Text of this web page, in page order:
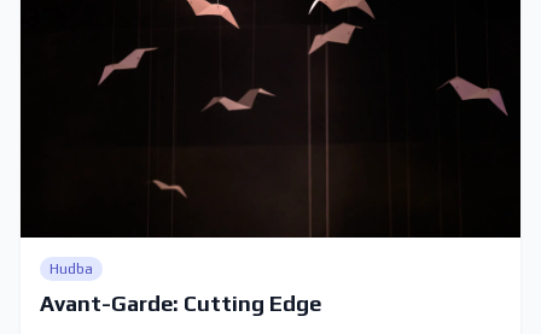
Hudba
Avant-Garde: Cutting Edge